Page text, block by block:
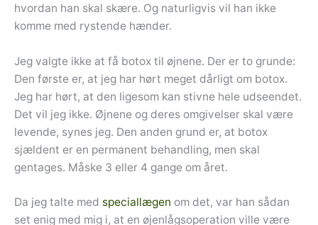
hvordan han skal skære. Og naturligvis vil han ikke
komme med rystende hænder.
Jeg valgte ikke at få botox til øjnene. Der er to grunde:
Den første er, at jeg har hørt meget dårligt om botox.
Jeg har hørt, at den ligesom kan stivne hele udseendet.
Det vil jeg ikke. Øjnene og deres omgivelser skal være
levende, synes jeg. Den anden grund er, at botox
sjældent er en permanent behandling, men skal
gentages. Måske 3 eller 4 gange om året.
Da jeg talte med speciallægen om det, var han sådan
set enig med mig i, at en øjenlågsoperation ville være